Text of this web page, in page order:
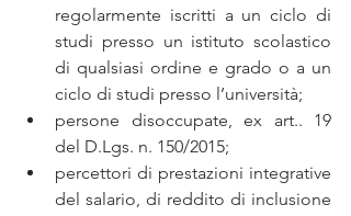
regolarmente iscritti a un ciclo di
studi presso un istituto scolastico
di qualsiasi ordine e grado o a un
ciclo di studi presso l’università;
persone disoccupate, ex art.. 19
del D.Lgs. n. 150/2015;
percettori di prestazioni integrative
del salario, di reddito di inclusione